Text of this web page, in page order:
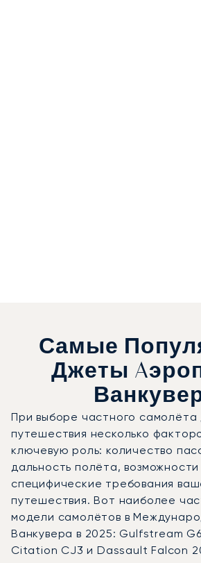
Самые
Джеты
При выборе частного самолёта
путешествия несколько
ключевую роль: количество
дальность полёта,
специфические требования
путешествия. Вот наиболее
модели самолётов в
Ванкувера в 2025: Gulfstream
Citation CJ3 и Dassault Falcon